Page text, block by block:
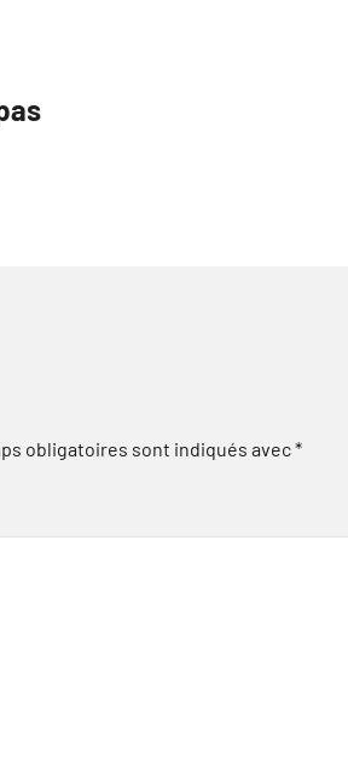
obligatoires sont indiqués avec*